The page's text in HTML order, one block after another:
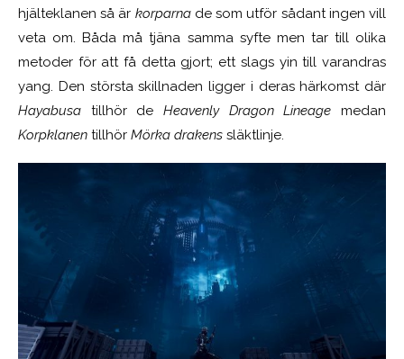
hjälteklanen så är korparnade som utför sådant ingen vill
veta om. Båda må tjäna samma syfte men tar till olika
metoder för att få detta gjort; ett slags yin till varandras
yang. Den största skillnaden ligger i deras härkomst där
Hayabusa tillhör deHeavenly Dragon Lineage medan
Korpklanen tillhör Mörka drakens släktlinje.